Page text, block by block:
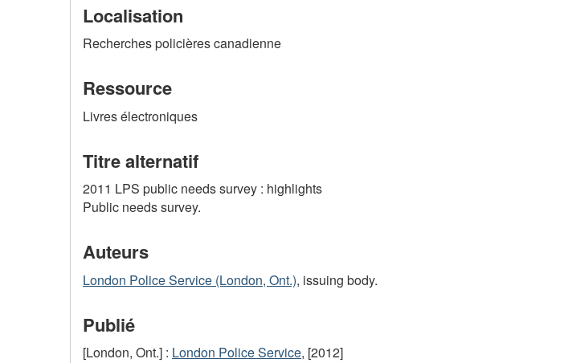
Localisation
Recherches policières canadienne
Ressource
Livres électroniques
Titre alternatif
2011 LPS public needs survey : highlights
Public needs survey.
Auteurs
London Police Service (London, Ont.), issuing body.
Publié
[London, Ont.] : London Police Service, [2012]